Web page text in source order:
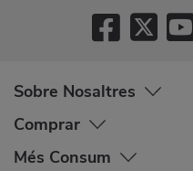
Sobre Nosaltres
Comprar
Més Consum